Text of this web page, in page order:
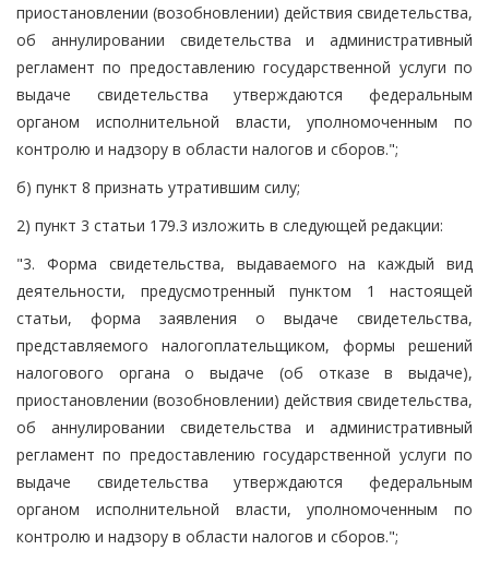
приостановлении (возобновлении) действия свидетельства,
об аннулировании свидетельства и административный
регламент по предоставлению государственной услуги по
выдаче свидетельства утверждаются федеральным
органом исполнительной власти, уполномоченным по
контролю и надзору в области налогов и сборов.";
б) пункт 8 признать утратившим силу;
2) пункт 3 статьи 179.3 изложить в следующей редакции:
"3. Форма свидетельства, выдаваемого на каждый вид
деятельности, предусмотренный пунктом 1 настоящей
статьи, форма заявления о выдаче свидетельства,
представляемого налогоплательщиком, формы решений
налогового органа о выдаче (об отказе в выдаче),
приостановлении (возобновлении) действия свидетельства,
об аннулировании свидетельства и административный
регламент по предоставлению государственной услуги по
выдаче свидетельства утверждаются федеральным
органом исполнительной власти, уполномоченным по
контролю и надзору в области налогов и сборов.";